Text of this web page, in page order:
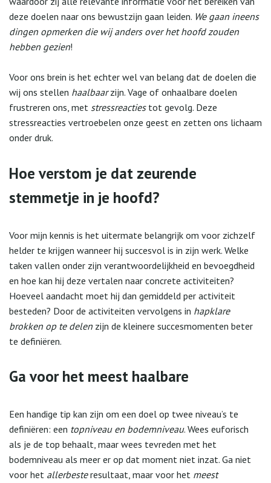
deze doelen naar ons bewustzijn gaan leiden. We gaan ineens
dingen opmerken die wij anders over het hoofd zouden
hebben gezien!
Voor ons brein is het echter wel van belang dat de doelen die
wij ons stellen haalbaarzijn. Vage of onhaalbare doelen
frustreren ons, met stressreactiestot gevolg. Deze
stressreacties vertroebelen onze geest en zetten ons lichaam
onder druk.
Hoe verstom je dat zeurende
stemmetje in je hoofd?
Voor mijn kennis is het uitermate belangrijk om voor zichzelf
helder te krijgen wanneer hij succesvol is in zijn werk. Welke
taken vallen onder zijn verantwoordelijkheid en bevoegdheid
en hoe kan hij deze vertalen naar concrete activiteiten?
Hoeveel aandacht moet hij dan gemiddeld per activiteit
besteden? Door de activiteiten vervolgens in hapklare
brokken op te delen zijn de kleinere succesmomenten beter
te definiëren.
Ga voor het meest haalbare
Een handige tip kan zijn om een doel op twee niveau’s te
definiëren: een topniveau en bodemniveau. Wees euforisch
als je de top behaalt, maar wees tevreden met het
bodemniveau als meer er op dat moment niet inzat. Ga niet
voor het allerbesteresultaat, maar voor het meest